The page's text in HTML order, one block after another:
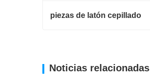
piezas de latón cepillado
Noticias relacionadas